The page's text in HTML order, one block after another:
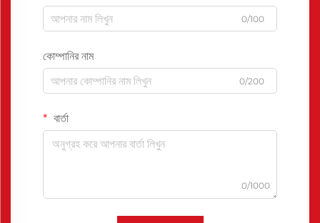
0/100
কোম্পানির নাম
0/200
বার্তা
0/1000